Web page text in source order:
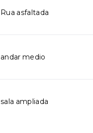
Rua asfaltada
andar medio
sala ampliada